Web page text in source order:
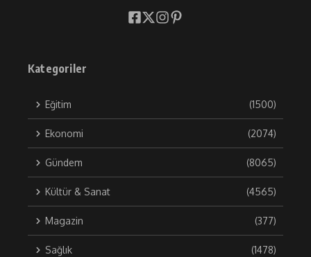
Kategoriler
Eğitim (1500)
Ekonomi (2074)
Gündem (8065)
Kültür & Sanat (4565)
Magazin (377)
Sağlık (1478)